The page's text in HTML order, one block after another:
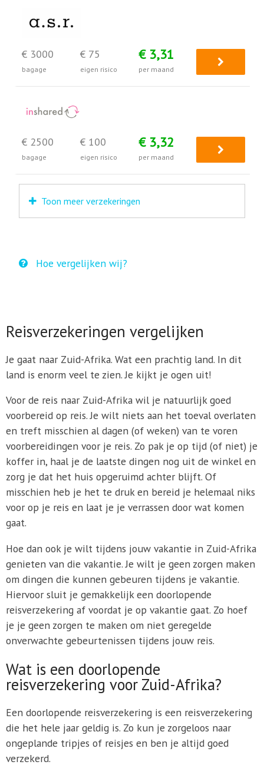
€ 3000
bagage
€ 75
eigen risico
€ 3,31
per maand
€ 2500
bagage
€ 100
eigen risico
€ 3,32
per maand
Toon meer verzekeringen
Hoe vergelijken wij?
Reisverzekeringen vergelijken
Je gaat naar Zuid-Afrika. Wat een prachtig land. In dit
land is enorm veel te zien. Je kijkt je ogen uit!
Voor de reis naar Zuid-Afrika wil je natuurlijk goed
voorbereid op reis. Je wilt niets aan het toeval overlaten
en treft misschien al dagen (of weken) van te voren
voorbereidingen voor je reis. Zo pak je op tijd (of niet) je
koffer in, haal je de laatste dingen nog uit de winkel en
zorg je dat het huis opgeruimd achter blijft. Of
misschien heb je het te druk en bereid je helemaal niks
voor op je reis en laat je je verrassen door wat komen
gaat.
Hoe dan ook je wilt tijdens jouw vakantie in Zuid-Afrika
genieten van die vakantie. Je wilt je geen zorgen maken
om dingen die kunnen gebeuren tijdens je vakantie.
Hiervoor sluit je gemakkelijk een doorlopende
reisverzekering af voordat je op vakantie gaat. Zo hoef
je je geen zorgen te maken om niet geregelde
onverwachte gebeurtenissen tijdens jouw reis.
Wat is een doorlopende
reisverzekering voor Zuid-Afrika?
Een doorlopende reisverzekering is een reisverzekering
die het hele jaar geldig is. Zo kun je zorgeloos naar
ongeplande tripjes of reisjes en ben je altijd goed
verzekerd.